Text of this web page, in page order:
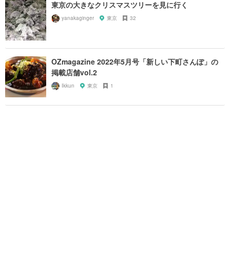
東京の大きなクリスマスツリーを見に行く
yanakaginger 東京 32
OZmagazine 2022年5月号「新しい下町さんぽ」の
掲載店舗vol.2
Ikkun 東京 1